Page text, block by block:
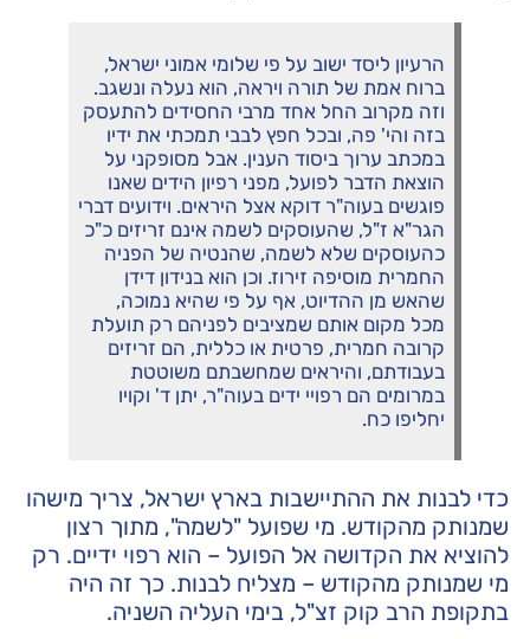
הרעיון ליסד ישוב על פי שלומי אמוני ישראל,
ברוח אמת של תורה ויראה, הוא נעלה ונשגב.
וזה מקרוב החל אחד מרבי החסידים להתעסק
בזה והי' פה, ובכל חפץ לבבי תמכתי את ידיו
במכתב ערוך ביסוד הענין. אבל מסופקני על
הוצאת הדבר לפועל, מפני רפיון הידים שאנו
פוגשים בעוה"ר דוקא אצל היראים. וידועים דברי
הגר"א ז"ל, שהעוסקים לשמה אינם זריזים כ"כ
כהעוסקים שלא לשמה, שהנטיה של הפניה
החמרית מוסיפה זירוז. וכן הוא בנידון דידן
שהאש מן ההדיוט, אף על פי שהיא נמוכה,
מכל מקום אותם שמציבים לפניהם רק תועלת
קרובה חמרית, פרטית או כללית, הם זריזים
בעבודתם, והיראים שמחשבתם משוטטת
במרומים הם רפויי ידים בעוה"ר, יתן ד' וקויו
יחליפו כח.
כדי לבנות את ההתיישבות בארץ ישראל, צריך מישהו
שמנותק מהקודש. מי שפועל "לשמה", מתוך רצון
להוציא את הקדושה אל הפועל – הוא רפוי ידיים. רק
מי שמנותק מהקודש – מצליח לבנות. כך זה היה
בתקופת הרב קוק זצ"ל, בימי העליה השניה.